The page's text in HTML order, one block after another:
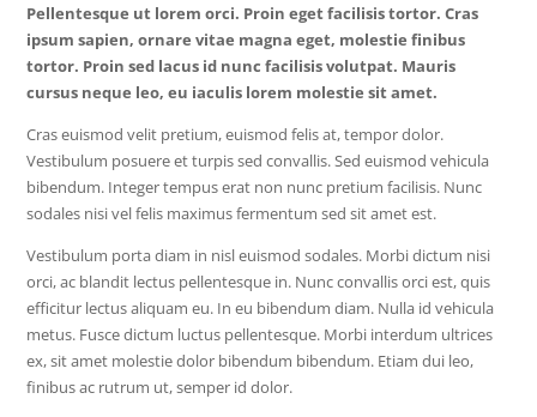
Pellentesque ut lorem orci. Proin eget facilisis tortor. Cras
ipsum sapien, ornare vitae magna eget, molestie finibus
tortor. Proin sed lacus id nunc facilisis volutpat. Mauris
cursus neque leo, eu iaculis lorem molestie sit amet.
Cras euismod velit pretium, euismod felis at, tempor dolor.
Vestibulum posuere et turpis sed convallis. Sed euismod vehicula
bibendum. Integer tempus erat non nunc pretium facilisis. Nunc
sodales nisi vel felis maximus fermentum sed sit amet est.
Vestibulum porta diam in nisl euismod sodales. Morbi dictum nisi
orci, ac blandit lectus pellentesque in. Nunc convallis orci est, quis
efficitur lectus aliquam eu. In eu bibendum diam. Nulla id vehicula
metus. Fusce dictum luctus pellentesque. Morbi interdum ultrices
ex, sit amet molestie dolor bibendum bibendum. Etiam dui leo,
finibus ac rutrum ut, semper id dolor.